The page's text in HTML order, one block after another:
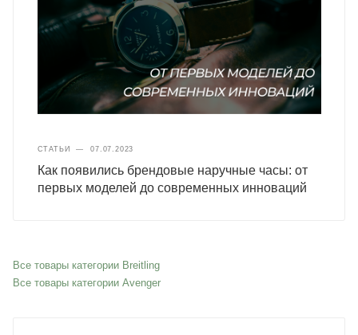
СТАТЬИ — 07.07.2023
Как появились брендовые наручные часы: от
первых моделей до современных инноваций
Все товары категории Breitling
Все товары категории Avenger